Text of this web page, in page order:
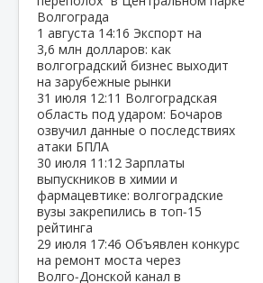
Волгограда
1 августа 14:16 Экспорт на
3,6 млн долларов: как
волгоградский бизнес выходит
на зарубежные рынки
31 июля 12:11 Волгоградская
область под ударом: Бочаров
озвучил данные о последствиях
атаки БПЛА
30 июля 11:12 Зарплаты
выпускников в химии и
фармацевтике: волгоградские
вузы закрепились в топ‑15
рейтинга
29 июля 17:46 Объявлен конкурс
на ремонт моста через
Волго‑Донской канал в